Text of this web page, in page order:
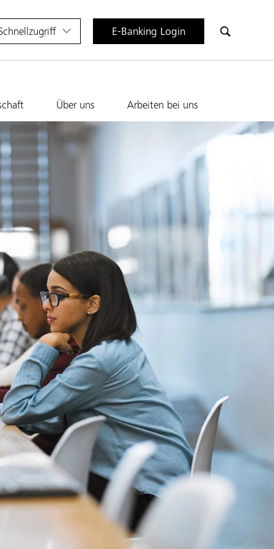
E-Banking Login
Über uns Arbeiten bei uns